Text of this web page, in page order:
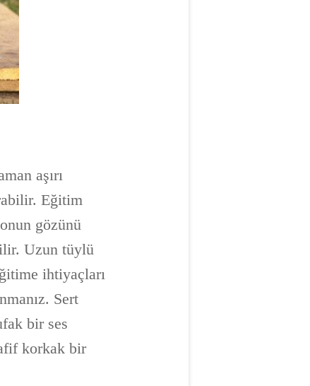
aşırı
Eğitim
gözünü
Uzun tüylü
ihtiyaçları
Sert
bir ses
korkak bir